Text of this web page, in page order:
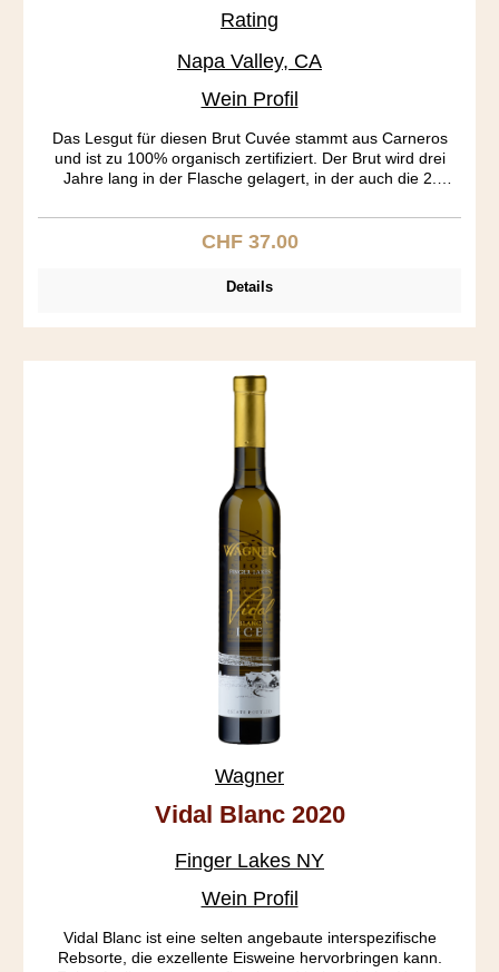
Rating
Napa Valley, CA
Wein Profil
Das Lesgut für diesen Brut Cuvée stammt aus Carneros
und ist zu 100% organisch zertifiziert. Der Brut wird drei
Jahre lang in der Flasche gelagert, in der auch die 2.
(Zuckergehalt) beträgt 0.9%, so dass dieser Sparkler schön
trocken ist. Im Gaumen dominieren feine Apfelaromen und
Die Perlage ist regelmässig und anhaltend.
Regulärer Preis:
CHF 37.00
Details
Wagner
Vidal Blanc 2020
Finger Lakes NY
Wein Profil
Vidal Blanc ist eine selten angebaute interspezifische
Rebsorte, die exzellente Eisweine hervorbringen kann.